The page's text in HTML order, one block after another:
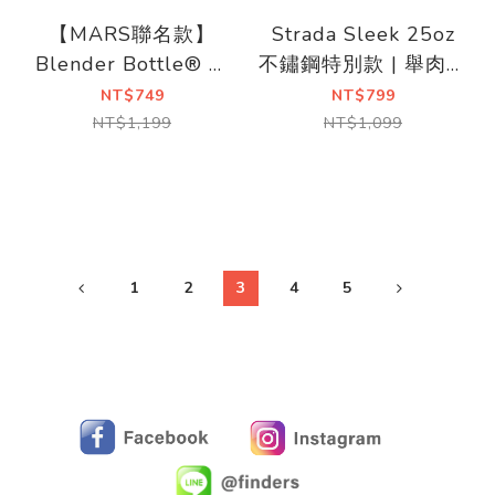
【MARS聯名款】
Blender Bottle® 不
鏽鋼搖搖杯
NT$749
NT$1,199
Strada Sleek 25oz
不鏽鋼特別款 | 舉肉恐
龍
NT$799
NT$1,099
1 2 3 4 5